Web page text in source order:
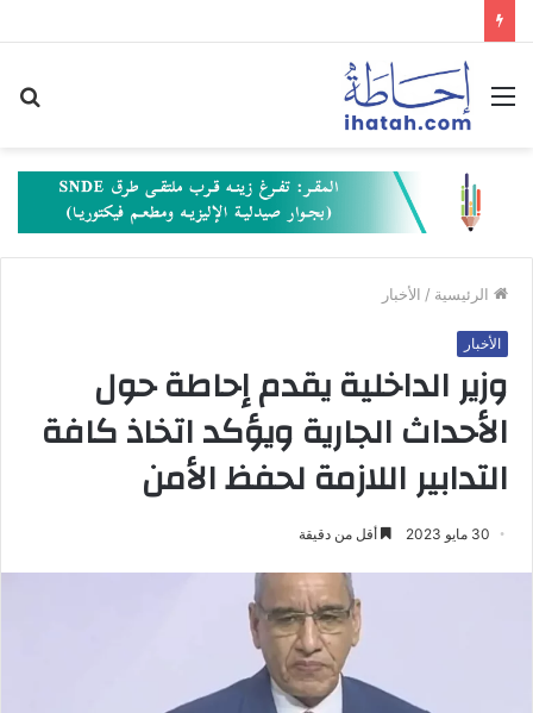
القائمة
الرئيسية / الأخبار
الأخبار
وزير الداخلية يقدم إحاطة حول
الأحداث الجارية ويؤكد اتخاذ كافة
التدابير اللازمة لحفظ الأمن
30 مايو 2023 أقل من دقيقة